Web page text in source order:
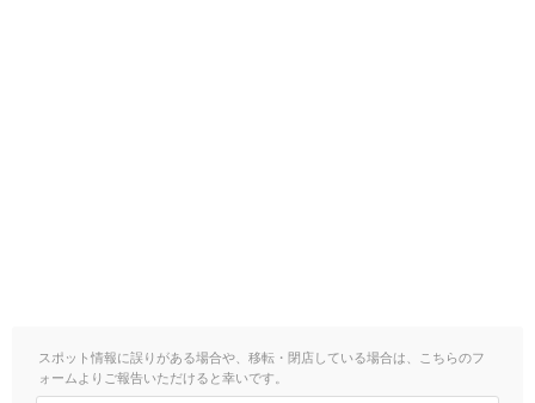
スポット情報に誤りがある場合や、移転・閉店している場合は、こちらのフ
ォームよりご報告いただけると幸いです。